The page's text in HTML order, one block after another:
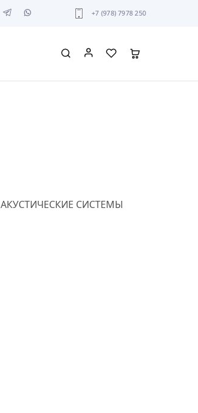
+7 (978) 7978 250
АКУСТИЧЕСКИЕ СИСТЕМЫ